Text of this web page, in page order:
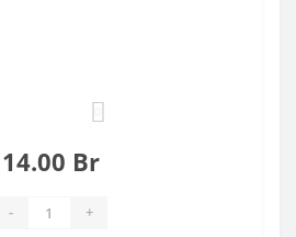
14.00 Br
- +